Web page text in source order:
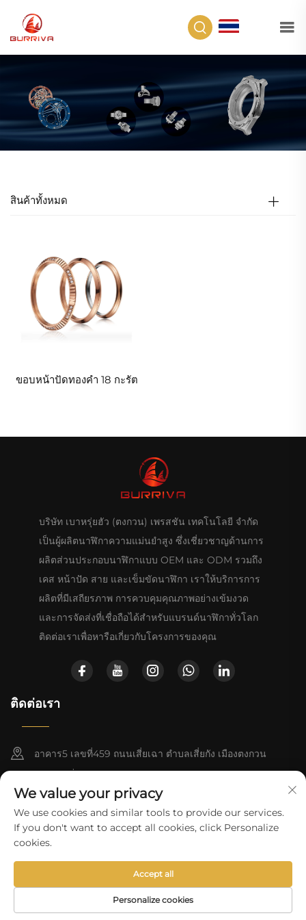
สินค้าทั้งหมด
ขอบหน้าปัดทองคำ 18 กะรัต
บริษัท เบาหรุ่ยฮัว (ตงกวน) เพรสชัน เทคโนโลยี จำกัด
เป็นผู้ผลิตนาฬิกาความแม่นยำสูง ซึ่งเชี่ยวชาญด้านการ
ผลิตส่วนประกอบนาฬิกาแบบ OEM และ ODM รวมถึง
เคส หน้าปัด สาย และเข็มขัดนาฬิกา เราให้บริการการ
ผลิตที่มีเสถียรภาพ การควบคุมคุณภาพอย่างเข้มงวด
และการจัดส่งที่เชื่อถือได้สำหรับแบรนด์นาฬิกาทั่วโลก
ติดต่อเราเพื่อหารือเกี่ยวกับโครงการของคุณ
ติดต่อเรา
อาคาร5 เลขที่459 ถนนเสี่ยเฉา ตำบลเสี่ยกัง เมืองตงกวน
มณฑลกว่างตง
+852-8402 6198
[email protected]
สงวนลิขสิทธิ์ © 2025 โดยบริษัท Baoruihua (ตงกวน) เทคโนโลยีความ
แม่นยำ จำกัด นโยบายความเป็นส่วนตัว
อีเมล โทรศัพท์
We value your privacy
We use cookies and similar tools to provide our services.
If you don't want to accept all cookies, click Personalize
cookies.
Personalize cookies
Accept all